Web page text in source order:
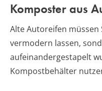
Komposter aus
Alte Autoreifen
vermodern lassen,
aufeinandergestapelt
Kompostbehälter